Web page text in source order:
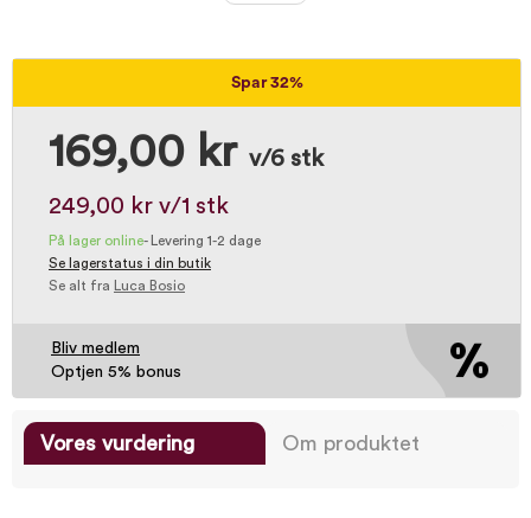
Spar 32%
169,00 kr v/6 stk
249,00 kr v/1 stk
På lager online-
Levering 1-2 dage
Se lagerstatus i din butik
Se alt fra
Luca Bosio
Bliv medlem
Optjen 5% bonus
Vores vurdering Om produktet